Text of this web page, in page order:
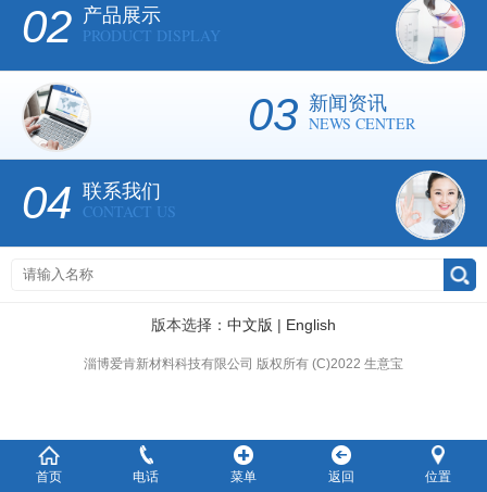
02 产品展示
PRODUCT DISPLAY
03 新闻资讯
NEWS CENTER
04 联系我们
CONTACT US
版本选择： 中文版 | English
淄博爱肯新材料科技有限公司 版权所有 (C)2022 生意宝
首页 电话 菜单 返回 位置